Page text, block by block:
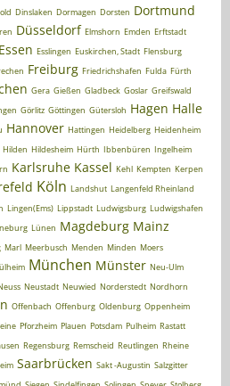
Dinslaken Dormagen Dorsten Dortmund
Düsseldorf Elmshorn Emden Erftstadt
Essen Esslingen Euskirchen, Stadt Flensburg
Freiburg Friedrichshafen Fulda Fürth
Gera Gießen Gladbeck Goslar Greifswald
Görlitz Göttingen Gütersloh Hagen Halle
Hannover Hattingen Heidelberg Heidenheim
Hilden Hildesheim Hürth Ibbenbüren Ingelheim
Karlsruhe Kassel Kehl Kempten Kerpen
Köln Landshut Langenfeld Rheinland
Lingen(Ems) Lippstadt Ludwigsburg Ludwigshafen
Lünen Magdeburg Mainz
Marl Meerbusch Menden Minden Moers
München Münster Neu-Ulm
Neustadt Neuwied Norderstedt Nordhorn
Offenbach Offenburg Oldenburg Oppenheim
Pforzheim Plauen Potsdam Pulheim Rastatt
Regensburg Remscheid Reutlingen Rheine
Saarbrücken Sakt -Augustin Salzgitter